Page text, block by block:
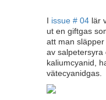
I issue # 04 lär
ut en giftgas
att man
av salpetersyra
kaliumcyanid,
vätecyanidgas.